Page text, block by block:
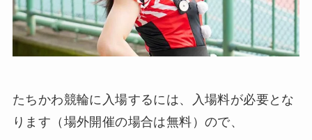
たちかわ競輪に入場するには、入場料が必要とな
ります（場外開催の場合は無料）ので、